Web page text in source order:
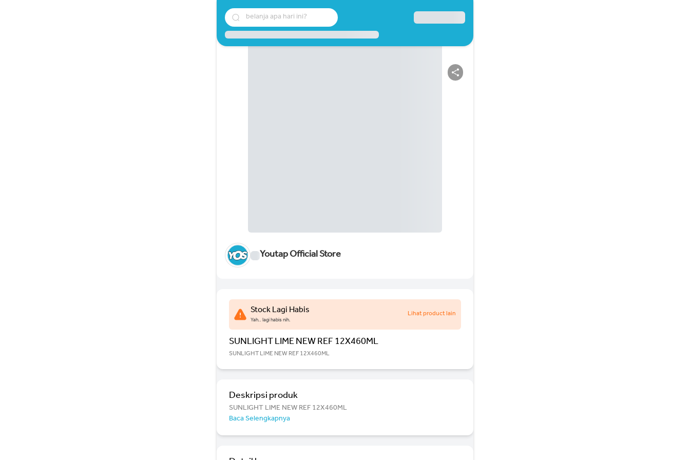
belanja apa hari ini?
Youtap Official Store
Stock Lagi Habis
Yah.. lagi habis nih.
Lihat product lain
SUNLIGHT LIME NEW REF 12X460ML
SUNLIGHT LIME NEW REF 12X460ML
Deskripsi produk
SUNLIGHT LIME NEW REF 12X460ML
Baca Selengkapnya